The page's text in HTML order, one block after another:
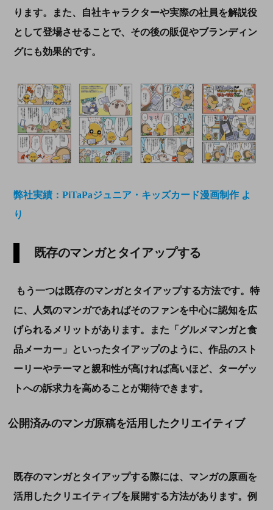
ります。また、自社キャラクターや実際の社員を解説役
として登場させることで、その後の販促やブランディン
グにも効果的です。
弊社実績：PiTaPaジュニア・キッズカード漫画制作 よ
り
既存のマンガとタイアップする
もう一つは既存のマンガとタイアップする方法です。特
に、人気のマンガであればそのファンを中心に認知を広
げられるメリットがあります。また「グルメマンガと食
品メーカー」といったタイアップのように、作品のスト
ーリーやテーマと親和性が高ければ高いほど、ターゲッ
トへの訴求力を高めることが期待できます。
公開済みのマンガ原稿を活用したクリエイティブ
既存のマンガとタイアップする際には、マンガの原画を
活用したクリエイティブを展開する方法があります。例